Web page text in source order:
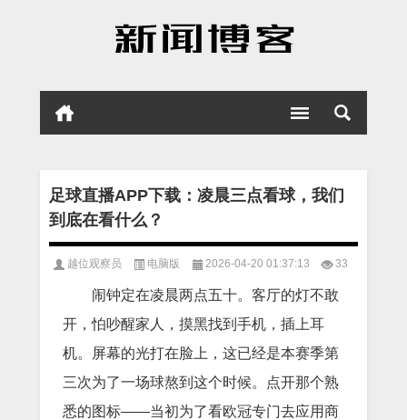
足球直播APP下载：凌晨三点看球，我们
到底在看什么？
越位观察员 电脑版 2026-04-20 01:37:13 33
闹钟定在凌晨两点五十。客厅的灯不敢
开，怕吵醒家人，摸黑找到手机，插上耳
机。屏幕的光打在脸上，这已经是本赛季第
三次为了一场球熬到这个时候。点开那个熟
悉的图标——当初为了看欧冠专门去应用商